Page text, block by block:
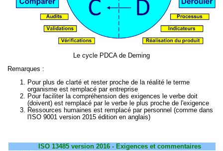
Le cycle PDCA de Deming
Remarques :
Pour plus de clarté et rester proche de la réalité le terme
organisme est remplacé par entreprise
Pour faciliter la compréhension des exigences le verbe doit
(doivent) est remplacé par le verbe le plus proche de l'exigence
Ressources humaines est remplacé par personnel (comme dans
l'ISO 9001 version 2015 édition en anglais)
ISO 13485 version 2016 - Exigences et commentaires